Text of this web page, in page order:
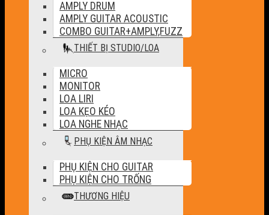
AMPLY DRUM
AMPLY GUITAR ACOUSTIC
COMBO GUITAR+AMPLY,FUZZ
THIẾT BỊ STUDIO/LOA
MICRO
MONITOR
LOA LIRI
LOA KẸO KÉO
LOA NGHE NHẠC
PHỤ KIỆN ÂM NHẠC
PHỤ KIỆN CHO GUITAR
PHỤ KIỆN CHO TRỐNG
THƯƠNG HIỆU